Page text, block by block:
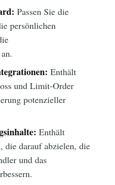
Passen Sie die
persönlichen
Enthält
und Limit-Order
potenzieller
Enthält
die darauf abzielen, die
und das